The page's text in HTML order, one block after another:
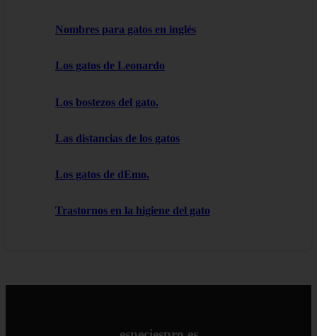
Nombres para gatos en inglés
Los gatos de Leonardo
Los bostezos del gato.
Las distancias de los gatos
Los gatos de dEmo.
Trastornos en la higiene del gato